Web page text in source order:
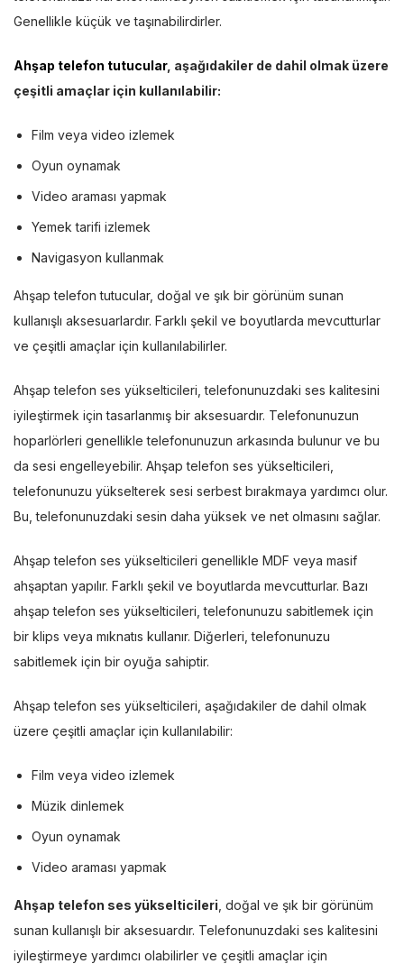
Genellikle küçük ve taşınabilirdirler.
Ahşap telefon tutucular, aşağıdakiler de dahil olmak üzere
çeşitli amaçlar için kullanılabilir:
Film veya video izlemek
Oyun oynamak
Video araması yapmak
Yemek tarifi izlemek
Navigasyon kullanmak
Ahşap telefon tutucular, doğal ve şık bir görünüm sunan
kullanışlı aksesuarlardır. Farklı şekil ve boyutlarda mevcutturlar
ve çeşitli amaçlar için kullanılabilirler.
Ahşap telefon ses yükselticileri, telefonunuzdaki ses kalitesini
iyileştirmek için tasarlanmış bir aksesuardır. Telefonunuzun
hoparlörleri genellikle telefonunuzun arkasında bulunur ve bu
da sesi engelleyebilir. Ahşap telefon ses yükselticileri,
telefonunuzu yükselterek sesi serbest bırakmaya yardımcı olur.
Bu, telefonunuzdaki sesin daha yüksek ve net olmasını sağlar.
Ahşap telefon ses yükselticileri genellikle MDF veya masif
ahşaptan yapılır. Farklı şekil ve boyutlarda mevcutturlar. Bazı
ahşap telefon ses yükselticileri, telefonunuzu sabitlemek için
bir klips veya mıknatıs kullanır. Diğerleri, telefonunuzu
sabitlemek için bir oyuğa sahiptir.
Ahşap telefon ses yükselticileri, aşağıdakiler de dahil olmak
üzere çeşitli amaçlar için kullanılabilir:
Film veya video izlemek
Müzik dinlemek
Oyun oynamak
Video araması yapmak
Ahşap telefon ses yükselticileri , doğal ve şık bir görünüm
sunan kullanışlı bir aksesuardır. Telefonunuzdaki ses kalitesini
iyileştirmeye yardımcı olabilirler ve çeşitli amaçlar için